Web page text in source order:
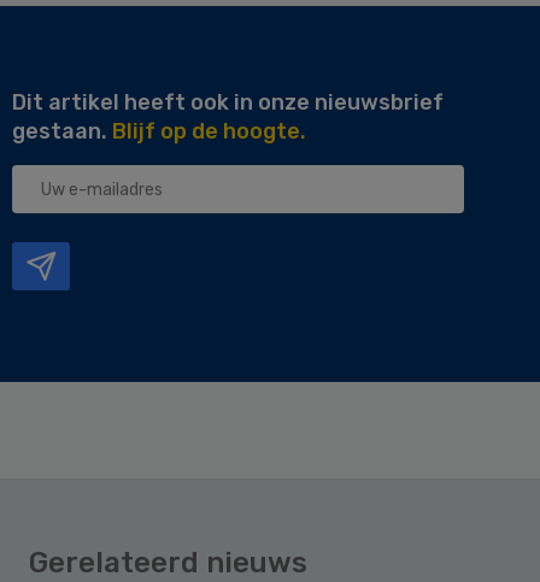
Dit artikel heeft ook in onze nieuwsbrief
gestaan. Blijf op de hoogte.
Uw
Gerelateerd nieuws